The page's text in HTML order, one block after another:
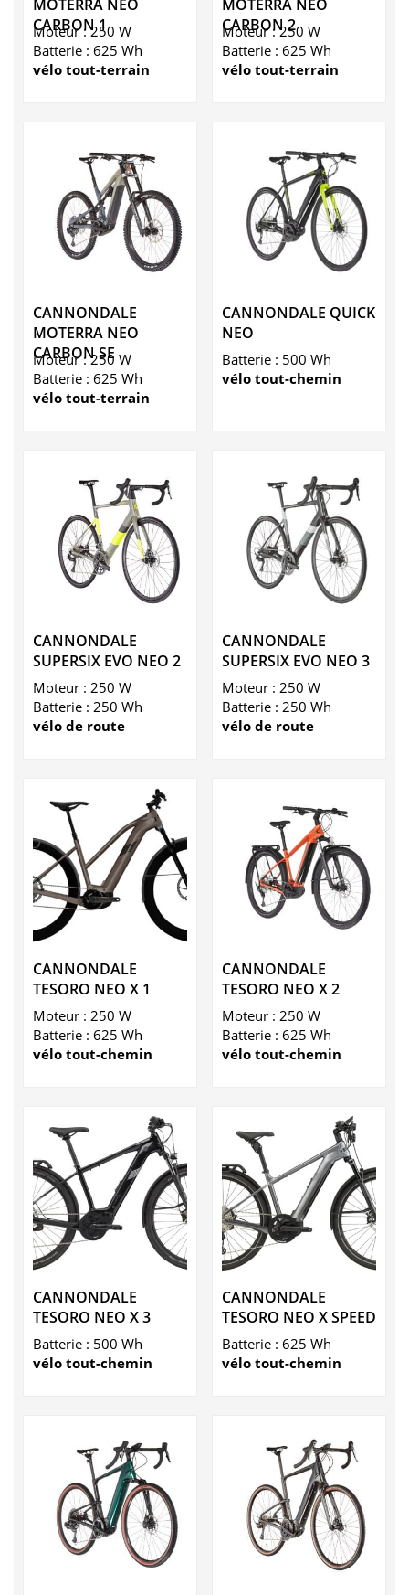
MOTERRA NEO
CARBON 1
Moteur : 250 W
Batterie : 625 Wh
vélo tout-terrain
MOTERRA NEO
CARBON 2
Moteur : 250 W
Batterie : 625 Wh
vélo tout-terrain
CANNONDALE
MOTERRA NEO
CARBON SE
Moteur : 250 W
Batterie : 625 Wh
vélo tout-terrain
CANNONDALE QUICK
NEO
Batterie : 500 Wh
vélo tout-chemin
CANNONDALE
SUPERSIX EVO NEO 2
Moteur : 250 W
Batterie : 250 Wh
vélo de route
CANNONDALE
SUPERSIX EVO NEO 3
Moteur : 250 W
Batterie : 250 Wh
vélo de route
CANNONDALE
TESORO NEO X 1
Moteur : 250 W
Batterie : 625 Wh
vélo tout-chemin
CANNONDALE
TESORO NEO X 2
Moteur : 250 W
Batterie : 625 Wh
vélo tout-chemin
CANNONDALE
TESORO NEO X 3
Batterie : 500 Wh
vélo tout-chemin
CANNONDALE
TESORO NEO X SPEED
Batterie : 625 Wh
vélo tout-chemin